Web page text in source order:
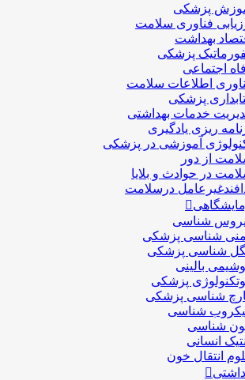
پزشکی
فناوری سلامت
بهداشت
پزشکی
اجتماعی
اطلاعات سلامت
پزشکی
خدمات بهداشتی
ریزی یادگیری
آموزشی در پزشکی
از دور
در حوادث و بلایا
درسلامت
شناسی
شناسی پزشكی
شناسی پزشکی
بالینی
پزشکی
شناسی پزشکی
شناسی
شناسی
انسانی
انتقال خون